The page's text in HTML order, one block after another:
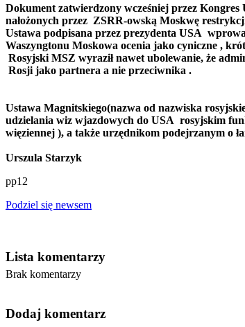
Dokument zatwierdzony wcześniej przez
nałożonych przez ZSRR-owską Moskwę
Ustawa podpisana przez prezydenta USA
Waszyngtonu Moskowa ocenia jako cyniczne ,
Rosyjski MSZ wyraził nawet ubolewanie, że
Rosji jako partnera a nie przeciwnika .
Ustawa Magnitskiego(nazwa od nazwiska
udzielania wiz wjazdowych do USA rosyjskim
więziennej ), a także urzędnikom podejrzanym o
Urszula Starzyk
pp12
Podziel się newsem
Lista komentarzy
Brak komentarzy
Dodaj komentarz